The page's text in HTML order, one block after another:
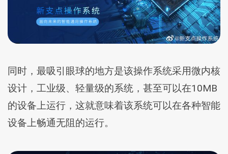
同时，最吸引眼球的地方是该操作系统采用微内核
设计，工业级、轻量级的系统，甚至可以在10MB
的设备上运行，这就意味着该系统可以在各种智能
设备上畅通无阻的运行。